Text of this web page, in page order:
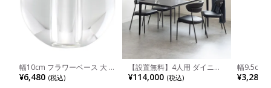
幅10cm フラワーベース 大 ク
リア ガラス 花瓶 球体 一輪挿
し クリスタルガラス 花器 オ
¥6,480 (税込)
【設置無料】4人用 ダイニン
グテーブルセット 5点 ORV コ
ンセント付き セラミックテー
¥114,000 (税込)
幅9.5cm
ア ガラス
ルベース
¥3,280